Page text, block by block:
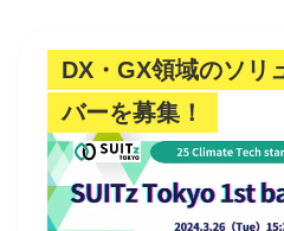
DX・GX領域のソリ
バーを募集！